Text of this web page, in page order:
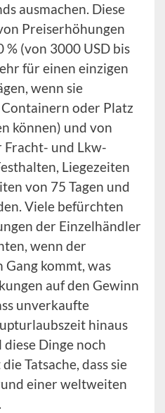
ausmachen. Diese
Preiserhöhungen
(von 3000 USD bis
für einen einzigen
wenn sie
oder Platz
können) und von
Fracht- und Lkw-
Liegezeiten
von 75 Tagen und
Viele befürchten
der Einzelhändler
wenn der
kommt, was
auf den Gewinn
unverkaufte
hinaus
diese Dinge noch
Tatsache, dass sie
einer weltweiten